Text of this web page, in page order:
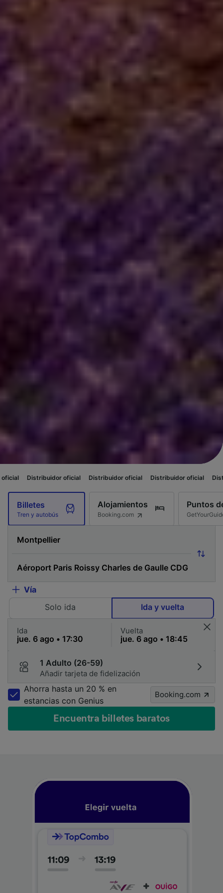
oficial Distribuidor oficial Distribuidor oficial Distribuidor oficial
Billetes
Tren y autobús
Alojamientos
Booking.com
Puntos
Vía
Solo ida
Ida y vuelta
Ida Vuelta
1 Adulto (26-59)
Añadir tarjeta de fidelización
Ahorra hasta un 20 % en
estancias con Genius
Booking.com
Encuentra billetes baratos